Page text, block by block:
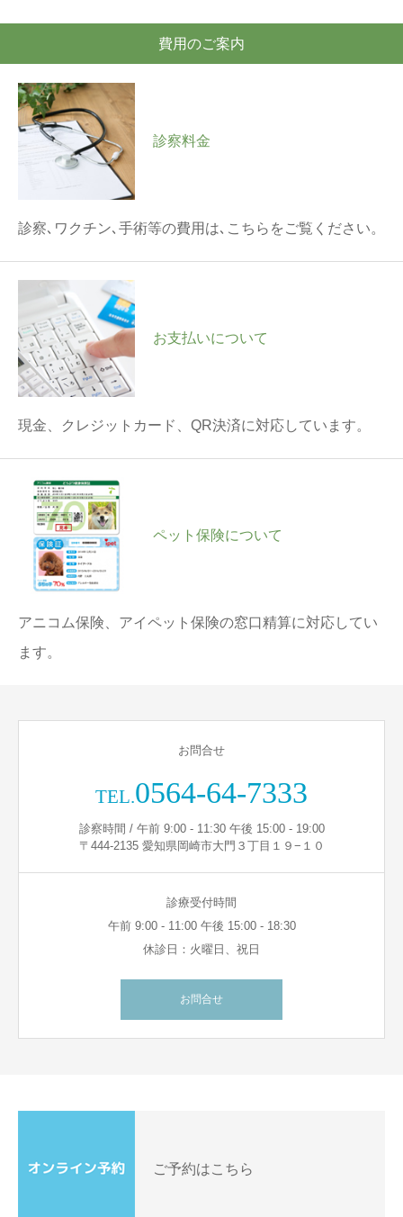
費用のご案内
診察料金
診察､ワクチン､手術等の費用は､こちらをご覧ください。
お支払いについて
現金、クレジットカード、QR決済に対応しています。
ペット保険について
アニコム保険、アイペット保険の窓口精算に対応してい
ます。
お問合せ
TEL.0564-64-7333
診察時間 / 午前 9:00 - 11:30 午後 15:00 - 19:00
〒444-2135 愛知県岡崎市大門３丁目１９−１０
診療受付時間
午前 9:00 - 11:00 午後 15:00 - 18:30
休診日：火曜日、祝日
お問合せ
ご予約はこちら